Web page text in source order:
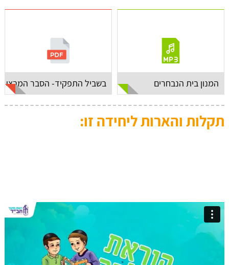
המנון בית הנבחרים בשביל התפקיד- הסבר המבצע
תקלות והארות ליחידה זו: